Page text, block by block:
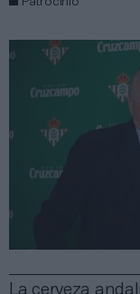
La cerveza